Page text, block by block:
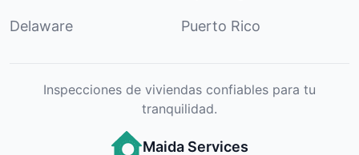
Delaware Puerto Rico
Inspecciones de viviendas confiables para tu
tranquilidad.
Maida Services